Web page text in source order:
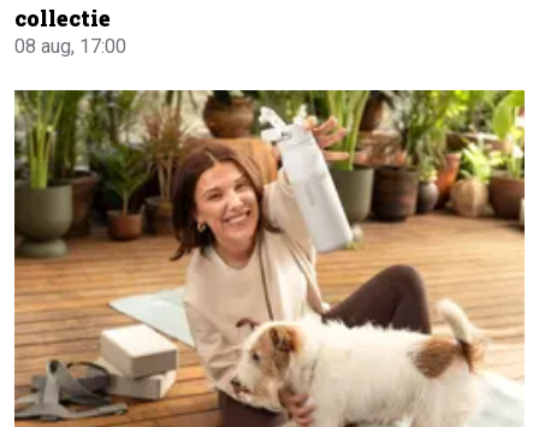
collectie
08 aug, 17:00